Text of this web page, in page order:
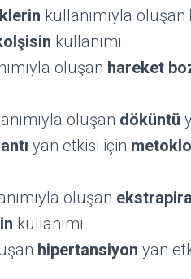
kullanımıyla oluşan
kullanımı
oluşan hareket
oluşan döküntü
yan etkisi için
oluşan
kullanımı
hipertansiyon yan